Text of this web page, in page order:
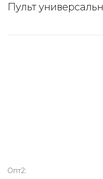
Пульт
Опт2: